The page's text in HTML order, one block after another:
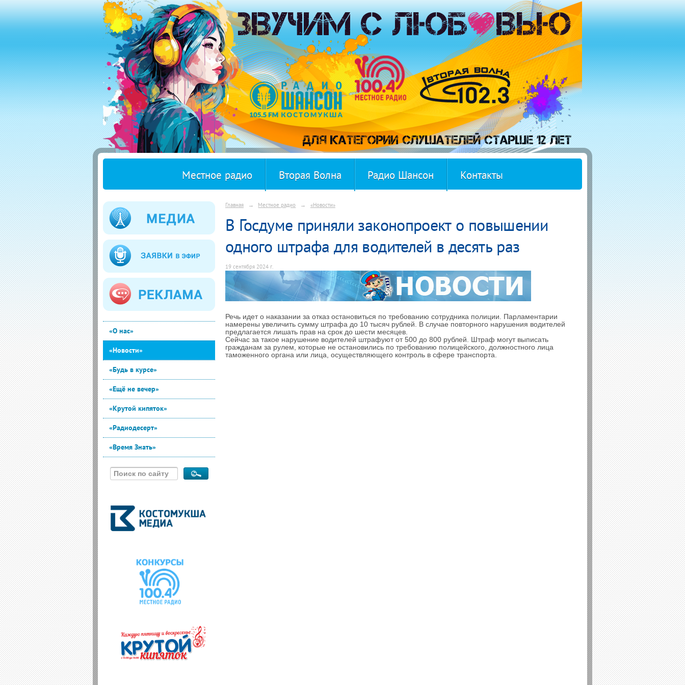
Местное радио Вторая Волна Радио Шансон Контакты
«О нас»
«Новости»
«Будь в курсе»
«Ещё не вечер»
«Крутой кипяток»
«Радиодесерт»
«Время Знать»
Главная → Местное радио → «Новости»
В Госдуме приняли законопроект о повышении
одного штрафа для водителей в десять раз
19 сентября 2024 г.
Речь идет о наказании за отказ остановиться по требованию сотрудника полиции. Парламентарии
намерены увеличить сумму штрафа до 10 тысяч рублей. В случае повторного нарушения водителей
предлагается лишать прав на срок до шести месяцев.
Сейчас за такое нарушение водителей штрафуют от 500 до 800 рублей. Штраф могут выписать
гражданам за рулем, которые не остановились по требованию полицейского, должностного лица
таможенного органа или лица, осуществляющего контроль в сфере транспорта.